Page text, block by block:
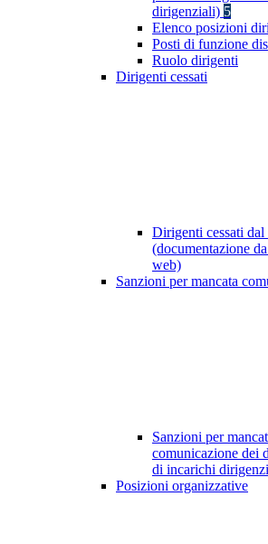
dirigenziali) 5
Elenco posizioni
Posti di funzione
Ruolo dirigenti
Dirigenti cessati
Dirigenti cessati
(documentazione
web)
Sanzioni per mancata
Sanzioni per
comunicazione dei
di incarichi
Posizioni organizzative